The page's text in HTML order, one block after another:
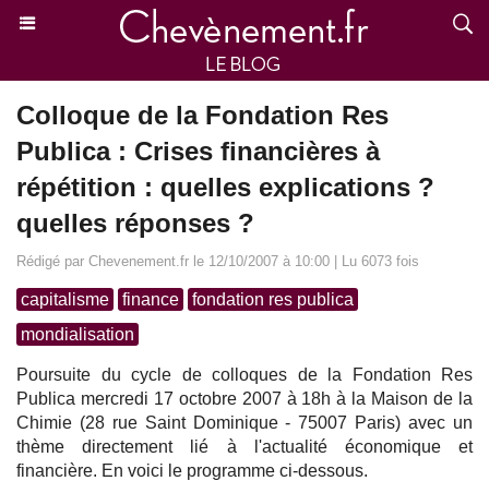
Colloque de la Fondation Res
Publica : Crises financières à
répétition : quelles explications ?
quelles réponses ?
Rédigé par Chevenement.fr le 12/10/2007 à 10:00 | Lu 6073 fois
capitalisme finance
fondation res publica
mondialisation
Poursuite du cycle de colloques de la Fondation Res
Publica mercredi 17 octobre 2007 à 18h à la Maison de la
Chimie (28 rue Saint Dominique - 75007 Paris) avec un
thème directement lié à l'actualité économique et
financière. En voici le programme ci-dessous.